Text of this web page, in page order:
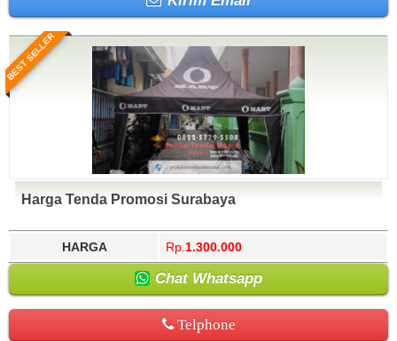
BEST SELLER
Harga Tenda Promosi Surabaya
HARGA Rp. 1.300.000
Chat Whatsapp
Telphone